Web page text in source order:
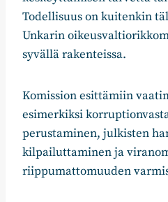
Todellisuus on kuitenkin
Unkarin
syvällä rakenteissa.
Komission esittämiin
esimerkiksi
perustaminen, julkisten
kilpailuttaminen ja
riippumattomuuden